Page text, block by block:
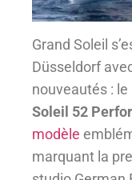
Grand Soleil
Düsseldorf
nouveautés :
Soleil 52
modèle
marquant la